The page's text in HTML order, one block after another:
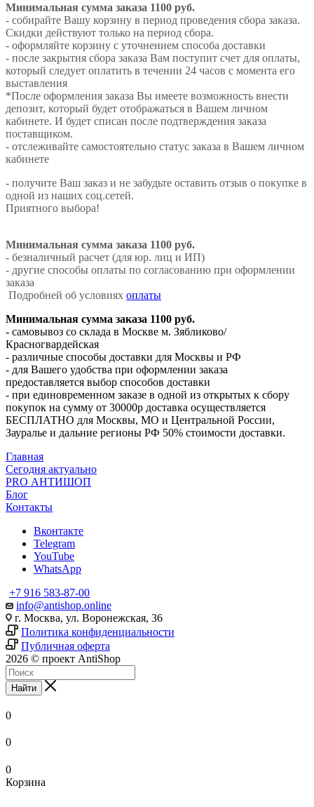
Минимальная сумма заказа 1100 руб.
- собирайте Вашу корзину в период проведения сбора заказа.
Скидки действуют только на период сбора.
- оформляйте корзину с уточнением способа доставки
- после закрытия сбора заказа Вам поступит счет для оплаты,
который следует оплатить в течении 24 часов с момента его
выставления
*После оформления заказа Вы имеете возможность внести
депозит, который будет отображаться в Вашем личном
кабинете. И будет списан после подтверждения заказа
поставщиком.
- отслеживайте самостоятельно статус заказа в Вашем личном
кабинете
- получите Ваш заказ и не забудьте оставить отзыв о покупке в
одной из наших соц.сетей.
Приятного выбора!
Минимальная сумма заказа 1100 руб.
- безналичный расчет (для юр. лиц и ИП)
- другие способы оплаты по согласованию при оформлении
заказа
Подробней об условиях оплаты
Минимальная сумма заказа 1100 руб.
- самовывоз со склада в Москве м. Зябликово/
Красногвардейская
- различные способы доставки для Москвы и РФ
- для Вашего удобства при оформлении заказа
предоставляется выбор способов доставки
- при единовременном заказе в одной из открытых к сбору
покупок на сумму от 30000р доставка осуществляется
БЕСПЛАТНО для Москвы, МО и Центральной России,
Зауралье и дальние регионы РФ 50% стоимости доставки.
Главная
Сегодня актуально
PRO АНТИШОП
Блог
Контакты
Вконтакте
Telegram
YouTube
WhatsApp
+7 916 583-87-00
info@antishop.online
г. Москва, ул. Воронежская, 36
Политика конфиденциальности
Публичная оферта
2026 © проект AntiShop
Найти
0
0
0
Корзина